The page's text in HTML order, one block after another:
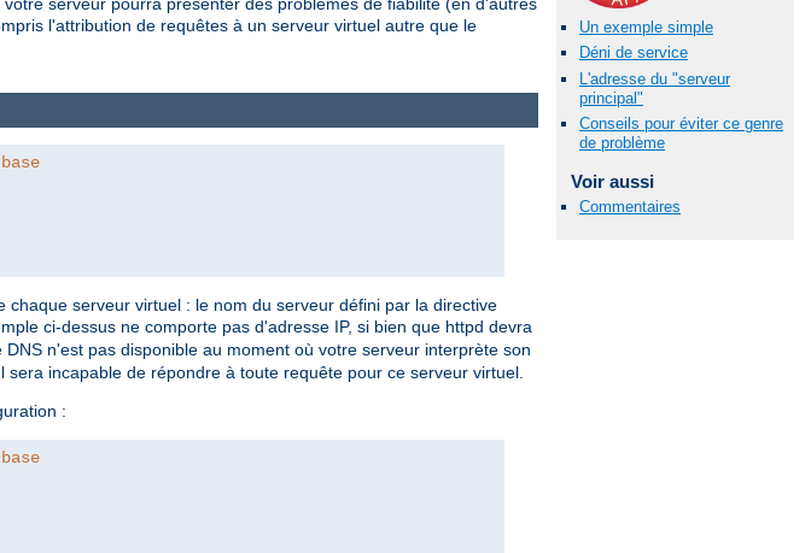
serveur pourra présenter des problèmes de fiabilité (en d'autres
l'attribution de requêtes à un serveur virtuel autre que le
Un exemple simple
Déni de service
L'adresse du "serveur
principal"
Conseils pour éviter ce genre
de problème
Voir aussi
Commentaires
serveur virtuel : le nom du serveur défini par la directive
ci-dessus ne comporte pas d'adresse IP, si bien que httpd devra
DNS n'est pas disponible au moment où votre serveur interprète son
Il sera incapable de répondre à toute requête pour ce serveur virtuel.
: